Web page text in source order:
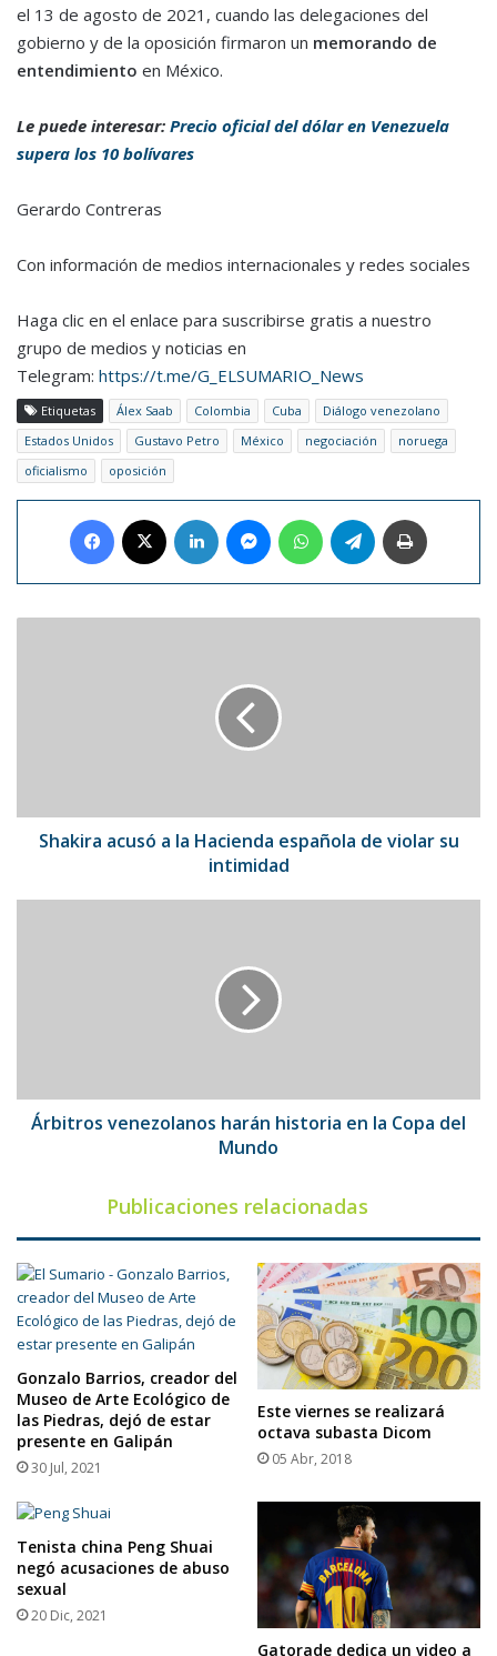
el 13 de agosto de 2021, cuando las delegaciones del
gobierno y de la oposición firmaron un memorando de
entendimiento en México.
Le puede interesar: Precio oficial del dólar en Venezuela
supera los 10 bolívares
Gerardo Contreras
Con información de medios internacionales y redes sociales
Haga clic en el enlace para suscribirse gratis a nuestro
grupo de medios y noticias en
Telegram: https://t.me/G_ELSUMARIO_News
Etiquetas Álex Saab Colombia Cuba
Diálogo venezolano
Estados Unidos
Gustavo Petro México negociación
noruega
oficialismo
oposición
Facebook LinkedIn MessengerWhatsAppTelegram
su
intimidad
Shakira acusó a la Hacienda española de violar su
intimidad
Mundo
Árbitros venezolanos harán historia en la Copa del
Mundo
Publicaciones relacionadas
Gonzalo Barrios, creador del
Museo de Arte Ecológico de
las Piedras, dejó de estar
presente en Galipán
30 Jul, 2021
Este viernes se realizará
octava subasta Dicom
05 Abr, 2018
Tenista china Peng Shuai
negó acusaciones de abuso
sexual
20 Dic, 2021
Gatorade dedica un video a